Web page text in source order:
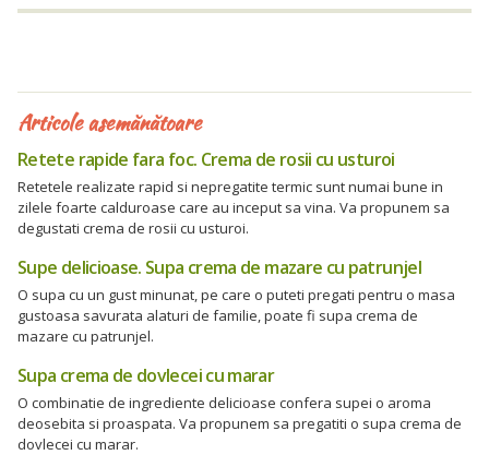
Articole asemănătoare
Retete rapide fara foc. Crema de rosii cu usturoi
Retetele realizate rapid si nepregatite termic sunt numai bune in
zilele foarte calduroase care au inceput sa vina. Va propunem sa
degustati crema de rosii cu usturoi.
Supe delicioase. Supa crema de mazare cu patrunjel
O supa cu un gust minunat, pe care o puteti pregati pentru o masa
gustoasa savurata alaturi de familie, poate fi supa crema de
mazare cu patrunjel.
Supa crema de dovlecei cu marar
O combinatie de ingrediente delicioase confera supei o aroma
deosebita si proaspata. Va propunem sa pregatiti o supa crema de
dovlecei cu marar.